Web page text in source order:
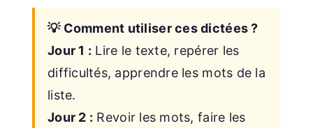
💡 Comment utiliser ces dictées ?
Jour 1 : Lire le texte, repérer les
difficultés, apprendre les mots de la
liste.
Jour 2 : Revoir les mots, faire les